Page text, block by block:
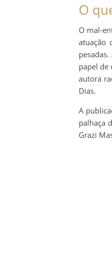
O
O mal-
atuação
papel de
autora
Dias.
A
palhaça
Grazi